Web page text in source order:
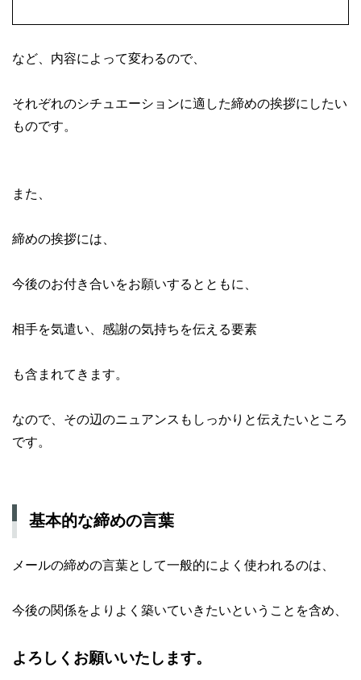
など、内容によって変わるので、
それぞれのシチュエーションに適した締めの挨拶にしたい
ものです。
また、
締めの挨拶には、
今後のお付き合いをお願いするとともに、
相手を気遣い、感謝の気持ちを伝える要素
も含まれてきます。
なので、その辺のニュアンスもしっかりと伝えたいところ
です。
基本的な締めの言葉
メールの締めの言葉として一般的によく使われるのは、
今後の関係をよりよく築いていきたいということを含め、
よろしくお願いいたします。